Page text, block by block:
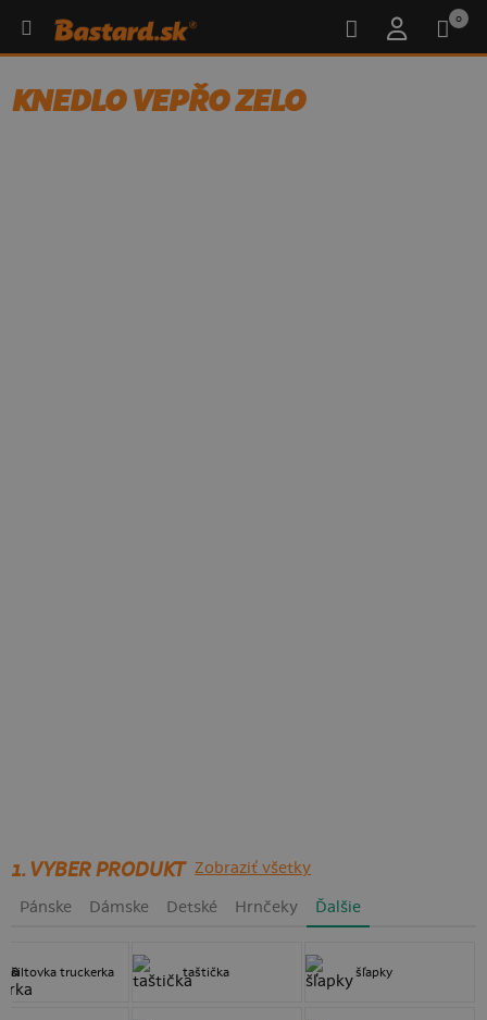
0
KNEDLO VEPŘO ZELO
1. VYBER PRODUKT Zobraziť všetky
Pánske Dámske Detské Hrnčeky Ďalšie
šiltovka truckerka taštička šľapky